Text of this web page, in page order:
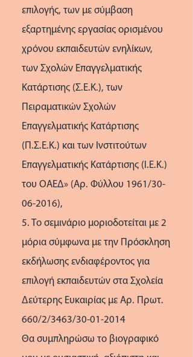
επιλογής, των με σύμβαση
εξαρτημένης εργασίας ορισμένου
χρόνου εκπαιδευτών ενηλίκων,
των Σχολών Επαγγελματικής
Κατάρτισης (Σ.Ε.Κ.), των
Πειραματικών Σχολών
Επαγγελματικής Κατάρτισης
(Π.Σ.Ε.Κ.) και των Ινστιτούτων
Επαγγελματικής Κατάρτισης (Ι.Ε.Κ.)
του ΟΑΕΔ» (Αρ. Φύλλου 1961/30-
06-2016),
5. Το σεμινάριο μοριοδοτείται με 2
μόρια σύμφωνα με την Πρόσκληση
εκδήλωσης ενδιαφέροντος για
επιλογή εκπαιδευτών στα Σχολεία
Δεύτερης Ευκαιρίας με Αρ. Πρωτ.
660/2/3463/30-01-2014
Θα συμπληρώσω το βιογραφικό